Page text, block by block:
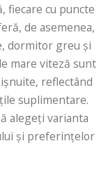
fiecare cu puncte
de asemenea,
dormitor greu și
mare viteză sunt
reflectând
suplimentare.
alegeți varianta
și preferințelor